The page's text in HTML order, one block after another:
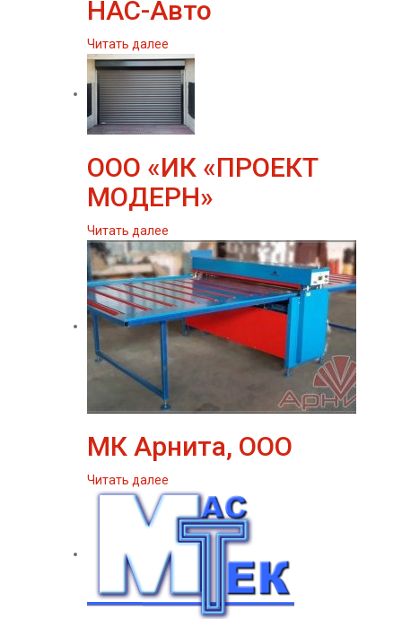
НАС-Авто
Читать далее
ООО «ИК «ПРОЕКТ
МОДЕРН»
Читать далее
МК Арнита, ООО
Читать далее